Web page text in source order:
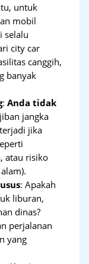
untuk
mobil
selalu
city car
canggih,
banyak
:Anda tidak
jangka
jika
atau risiko
: Apakah
liburan,
dinas?
perjalanan
yang